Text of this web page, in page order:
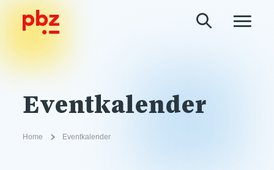
Eventkalender
Home Eventkalender